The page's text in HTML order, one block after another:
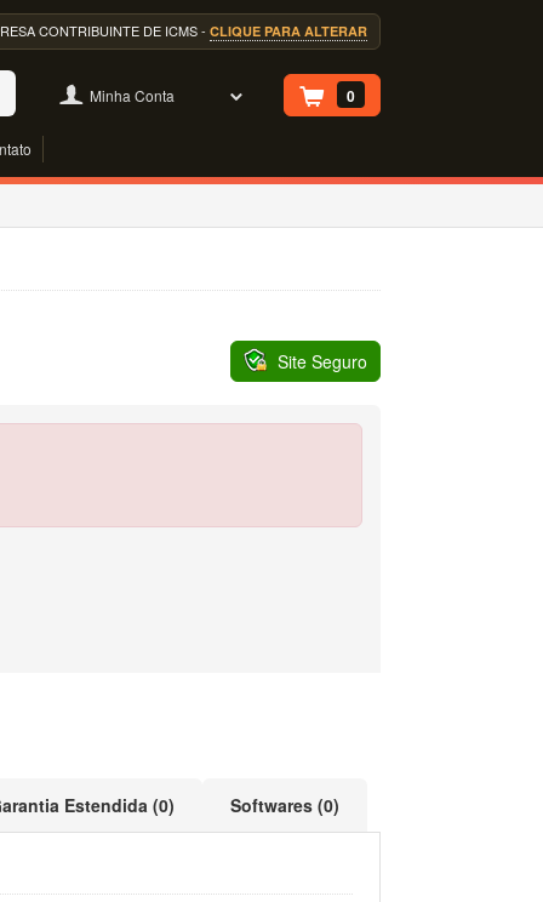
CONTRIBUINTE DE ICMS - CLIQUE PARA ALTERAR
Minha Conta 0
Site Seguro
Estendida (0) Softwares (0)